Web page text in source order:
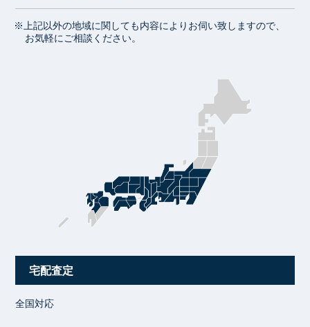
※上記以外の地域に関しても内容によりお伺い致しますので、
お気軽にご相談ください。
宅配査定
全国対応